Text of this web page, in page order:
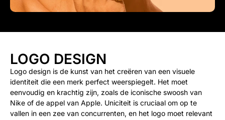
LOGO DESIGN
Logo design is de kunst van het creëren van een visuele
identiteit die een merk perfect weerspiegelt. Het moet
eenvoudig en krachtig zijn, zoals de iconische swoosh van
Nike of de appel van Apple. Uniciteit is cruciaal om op te
vallen in een zee van concurrenten, en het logo moet relevant